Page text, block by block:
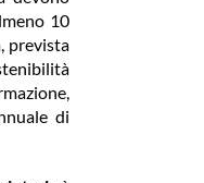
10
prevista
di